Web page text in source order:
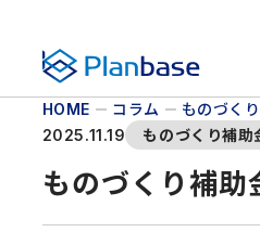
株式会社プランベース
HOME コラム ものづく
2025.11.19 ものづくり補助
ものづくり補